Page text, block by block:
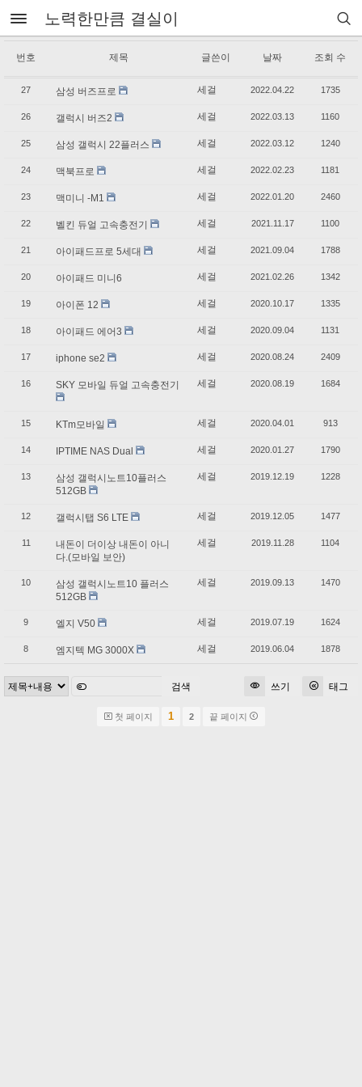
노력한만큼 결실이
번호 제목 글쓴이 날짜 조회 수
27 삼성 버즈프로 세걸 2022.04.22 1735
26 갤럭시 버즈2 세걸 2022.03.13 1160
25 삼성 갤럭시 22플러스 세걸 2022.03.12 1240
24 맥북프로 세걸 2022.02.23 1181
23 맥미니 -M1 세걸 2022.01.20 2460
22 벨킨 듀얼 고속충전기 세걸 2021.11.17 1100
21 아이패드프로 5세대 세걸 2021.09.04 1788
20 아이패드 미니6 세걸 2021.02.26 1342
19 아이폰 12 세걸 2020.10.17 1335
18 아이패드 에어3 세걸 2020.09.04 1131
17 iphone se2 세걸 2020.08.24 2409
16 SKY 모바일 듀얼 고속충전기 세걸 2020.08.19 1684
15 KTm모바일 세걸 2020.04.01 913
14 IPTIME NAS Dual 세걸 2020.01.27 1790
13
삼성 갤럭시노트10플러스
512GB
세걸 2019.12.19 1228
12 갤럭시탭 S6 LTE 세걸 2019.12.05 1477
11
내돈이 더이상 내돈이 아니
다.(모바일 보안)
세걸 2019.11.28 1104
10
삼성 갤럭시노트10 플러스
512GB
세걸 2019.09.13 1470
9 엘지 V50 세걸 2019.07.19 1624
8 엠지텍 MG 3000X 세걸 2019.06.04 1878
쓰기 태그
검색
첫 페이지 1 2 끝 페이지